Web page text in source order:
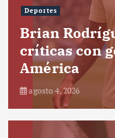
Deportes
Brian
críticas con
América
agosto 4, 2026